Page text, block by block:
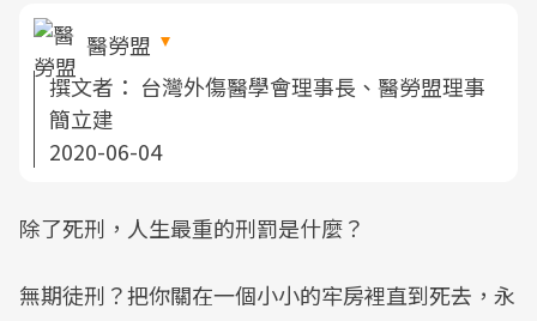
醫勞盟
撰文者： 台灣外傷醫學會理事長、醫勞盟理事
簡立建
2020-06-04
除了死刑，人生最重的刑罰是什麼？
無期徒刑？把你關在一個小小的牢房裡直到死去，永